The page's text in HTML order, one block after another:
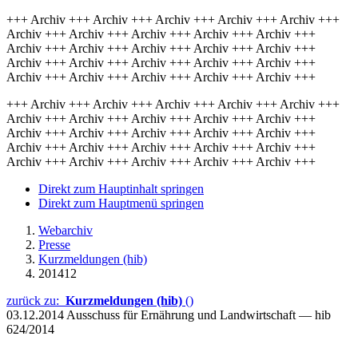
+++ Archiv +++ Archiv +++ Archiv +++ Archiv +++ Archiv +++
Archiv +++ Archiv +++ Archiv +++ Archiv +++ Archiv +++
Archiv +++ Archiv +++ Archiv +++ Archiv +++ Archiv +++
Archiv +++ Archiv +++ Archiv +++ Archiv +++ Archiv +++
Archiv +++ Archiv +++ Archiv +++ Archiv +++ Archiv +++
+++ Archiv +++ Archiv +++ Archiv +++ Archiv +++ Archiv +++
Archiv +++ Archiv +++ Archiv +++ Archiv +++ Archiv +++
Archiv +++ Archiv +++ Archiv +++ Archiv +++ Archiv +++
Archiv +++ Archiv +++ Archiv +++ Archiv +++ Archiv +++
Archiv +++ Archiv +++ Archiv +++ Archiv +++ Archiv +++
Direkt zum Hauptinhalt springen
Direkt zum Hauptmenü springen
Webarchiv
Presse
Kurzmeldungen (hib)
201412
zurück zu: Kurzmeldungen (hib) ()
03.12.2014 Ausschuss für Ernährung und Landwirtschaft — hib
624/2014